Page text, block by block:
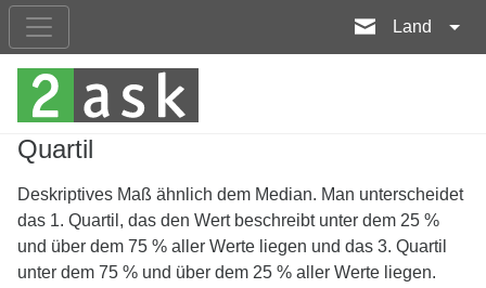
Land
Quartil
Deskriptives Maß ähnlich dem Median. Man unterscheidet
das 1. Quartil, das den Wert beschreibt unter dem 25 %
und über dem 75 % aller Werte liegen und das 3. Quartil
unter dem 75 % und über dem 25 % aller Werte liegen.